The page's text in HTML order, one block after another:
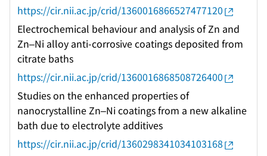
https://cir.nii.ac.jp/crid/1360016866527477120
Electrochemical behaviour and analysis of Zn and
Zn–Ni alloy anti-corrosive coatings deposited from
citrate baths
https://cir.nii.ac.jp/crid/1360016868508726400
Studies on the enhanced properties of
nanocrystalline Zn–Ni coatings from a new alkaline
bath due to electrolyte additives
https://cir.nii.ac.jp/crid/1360298341034103168